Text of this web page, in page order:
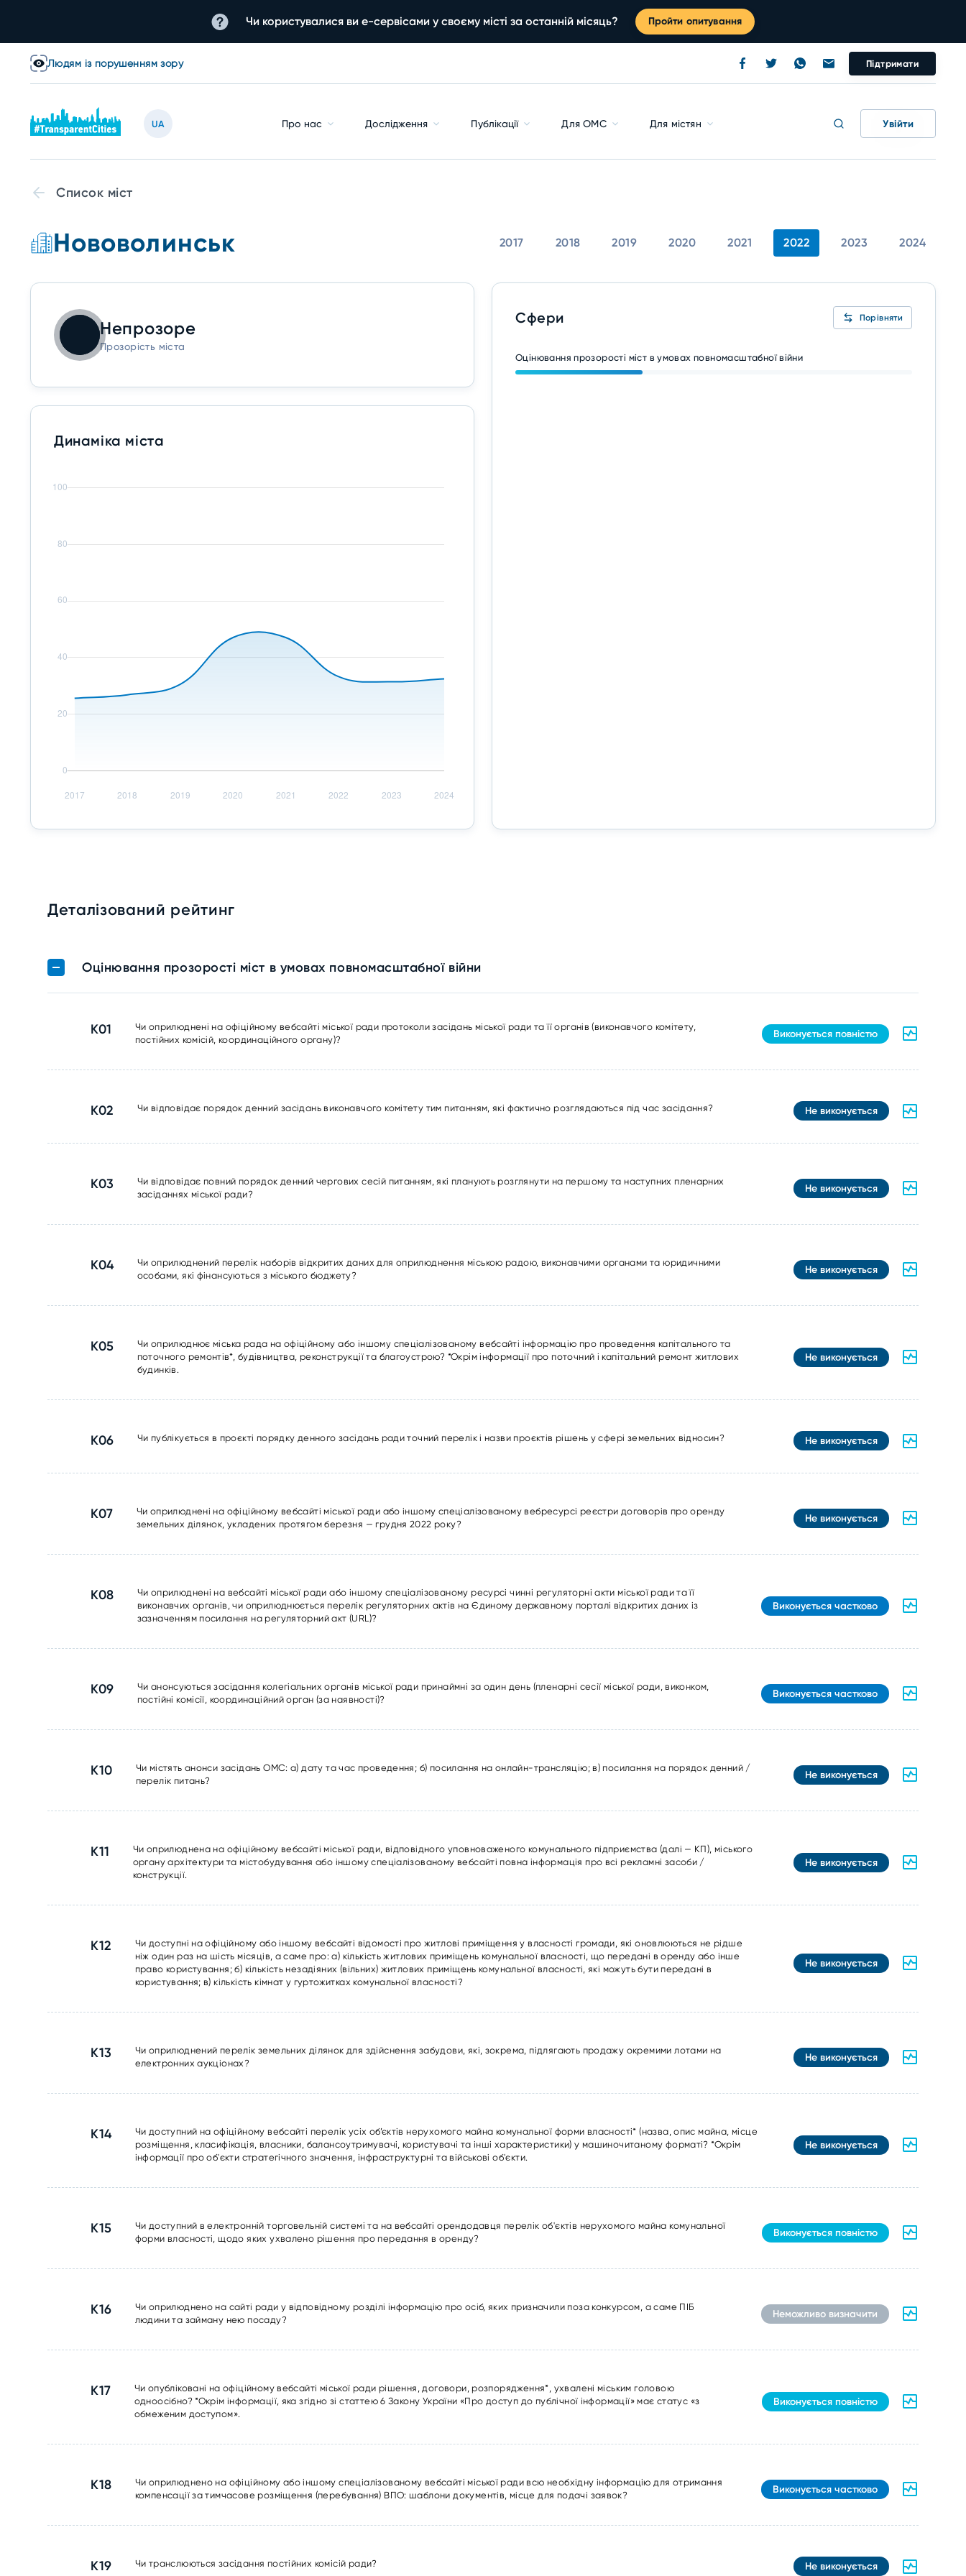
Чи користувалися ви е-сервісами у своєму місті за останній місяць? Пройти опитування
Людям із порушенням зору Підтримати
UA Про нас Дослідження Публікації Для ОМС Для містян Увійти
Список міст
Нововолинськ 2017 2018 2019 2020 2021 2022 2023 2024
Непрозоре
Прозорість міста
Динаміка міста
Сфери Порівняти
Оцінювання прозорості міст в умовах повномасштабної війни
Деталізований рейтинг
Оцінювання прозорості міст в умовах повномасштабної війни
К01
Чи оприлюднені на офіційному вебсайті міської ради протоколи засідань міської ради та її органів (виконавчого комітету,
постійних комісій, координаційного органу)?
Виконується повністю
К02 Чи відповідає порядок денний засідань виконавчого комітету тим питанням, які фактично розглядаються під час засідання? Не виконується
К03
Чи відповідає повний порядок денний чергових сесій питанням, які планують розглянути на першому та наступних пленарних
засіданнях міської ради?
Не виконується
К04
Чи оприлюднений перелік наборів відкритих даних для оприлюднення міською радою, виконавчими органами та юридичними
особами, які фінансуються з міського бюджету?
Не виконується
К05
Чи оприлюднює міська рада на офіційному або іншому спеціалізованому вебсайті інформацію про проведення капітального та
поточного ремонтів*, будівництва, реконструкції та благоустрою? *Окрім інформації про поточний і капітальний ремонт житлових
будинків.
Не виконується
К06 Чи публікується в проєкті порядку денного засідань ради точний перелік і назви проєктів рішень у сфері земельних відносин? Не виконується
К07
Чи оприлюднені на офіційному вебсайті міської ради або іншому спеціалізованому вебресурсі реєстри договорів про оренду
земельних ділянок, укладених протягом березня — грудня 2022 року?
Не виконується
К08
Чи оприлюднені на вебсайті міської ради або іншому спеціалізованому ресурсі чинні регуляторні акти міської ради та її
виконавчих органів, чи оприлюднюється перелік регуляторних актів на Єдиному державному порталі відкритих даних із
зазначенням посилання на регуляторний акт (URL)?
Виконується частково
К09
Чи анонсуються засідання колегіальних органів міської ради принаймні за один день (пленарні сесії міської ради, виконком,
постійні комісії, координаційний орган (за наявності)?
Виконується частково
К10
Чи містять анонси засідань ОМС: а) дату та час проведення; б) посилання на онлайн-трансляцію; в) посилання на порядок денний /
перелік питань?
Не виконується
К11
Чи оприлюднена на офіційному вебсайті міської ради, відповідного уповноваженого комунального підприємства (далі — КП), міського
органу архітектури та містобудування або іншому спеціалізованому вебсайті повна інформація про всі рекламні засоби /
конструкції.
Не виконується
К12
Чи доступні на офіційному або іншому вебсайті відомості про житлові приміщення у власності громади, які оновлюються не рідше
ніж один раз на шість місяців, а саме про: а) кількість житлових приміщень комунальної власності, що передані в оренду або інше
право користування; б) кількість незадіяних (вільних) житлових приміщень комунальної власності, які можуть бути передані в
користування; в) кількість кімнат у гуртожитках комунальної власності?
Не виконується
К13
Чи оприлюднений перелік земельних ділянок для здійснення забудови, які, зокрема, підлягають продажу окремими лотами на
електронних аукціонах?
Не виконується
К14
Чи доступний на офіційному вебсайті перелік усіх об’єктів нерухомого майна комунальної форми власності* (назва, опис майна, місце
розміщення, класифікація, власники, балансоутримувачі, користувачі та інші характеристики) у машиночитаному форматі? *Окрім
інформації про об'єкти стратегічного значення, інфраструктурні та військові об'єкти.
Не виконується
К15
Чи доступний в електронній торговельній системі та на вебсайті орендодавця перелік об'єктів нерухомого майна комунальної
форми власності, щодо яких ухвалено рішення про передання в оренду?
Виконується повністю
К16
Чи оприлюднено на сайті ради у відповідному розділі інформацію про осіб, яких призначили поза конкурсом, а саме ПІБ
людини та займану нею посаду?
Неможливо визначити
К17
Чи опубліковані на офіційному вебсайті міської ради рішення, договори, розпорядження*, ухвалені міським головою
одноосібно? *Окрім інформації, яка згідно зі статтею 6 Закону України «Про доступ до публічної інформації» має статус «з
обмеженим доступом».
Виконується повністю
К18
Чи оприлюднено на офіційному або іншому спеціалізованому вебсайті міської ради всю необхідну інформацію для отримання
компенсації за тимчасове розміщення (перебування) ВПО: шаблони документів, місце для подачі заявок?
Виконується частково
К19 Чи транслюються засідання постійних комісій ради? Не виконується